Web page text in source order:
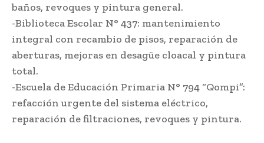
baños, revoques y pintura general.
-Biblioteca Escolar N° 437: mantenimiento
integral con recambio de pisos, reparación de
aberturas, mejoras en desagüe cloacal y pintura
total.
-Escuela de Educación Primaria N° 794 “Qompi”:
refacción urgente del sistema eléctrico,
reparación de filtraciones, revoques y pintura.